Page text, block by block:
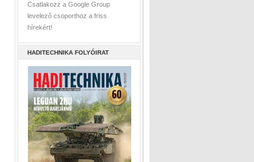
Csatlakozz a Google Group
levelező csoporthoz a friss
hírekért!
HADITECHNIKA FOLYÓIRAT